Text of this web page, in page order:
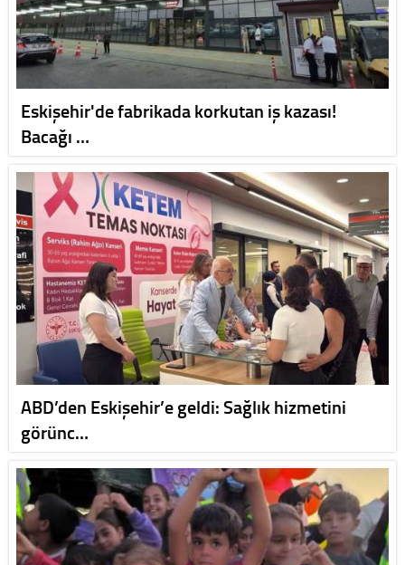
Eskişehir'de fabrikada korkutan iş kazası!
Bacağı …
ABD’den Eskişehir’e geldi: Sağlık hizmetini
görünc…